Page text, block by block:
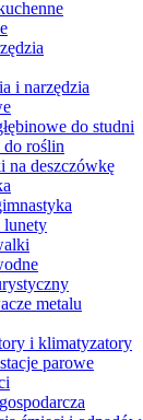
i narzędzia
do studni
roślin
na deszczówkę
metalu
i klimatyzatory
parowe